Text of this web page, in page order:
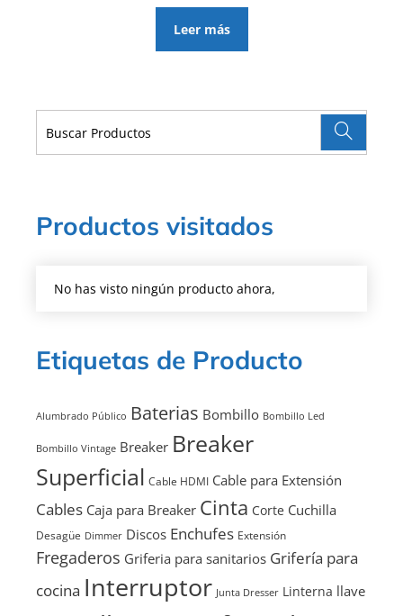
Leer más
Productos visitados
No has visto ningún producto ahora,
Etiquetas de Producto
Alumbrado Público Baterias Bombillo Bombillo Led
Bombillo Vintage Breaker Breaker
Superficial Cable HDMI Cable para Extensión
Cables Caja para Breaker Cinta Corte Cuchilla
Desagüe Dimmer Discos Enchufes Extensión
Fregaderos Griferia para sanitarios Grifería para
cocina Interruptor Junta Dresser Linterna llave